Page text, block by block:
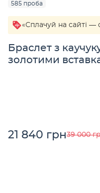
585 проба
«Сплачуй на сайті —
Браслет з
золотими
21 840 грн39 000